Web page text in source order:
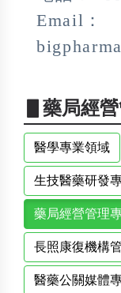
Email：
▋藥局經
醫學專業領域
生技醫藥研發
藥局經營管理
長照康復機構
醫藥公關媒體